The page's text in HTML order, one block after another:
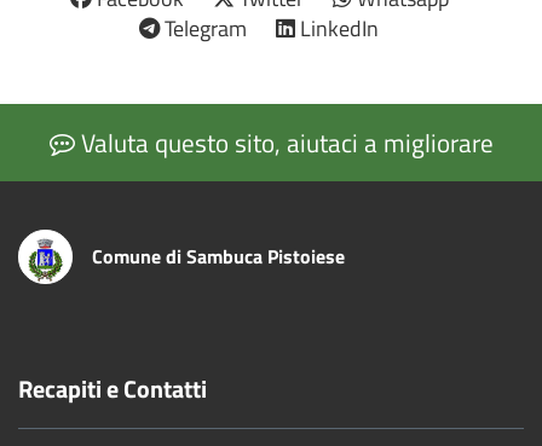
Telegram
LinkedIn
Valuta questo sito, aiutaci a migliorare
Comune di Sambuca Pistoiese
Recapiti e Contatti